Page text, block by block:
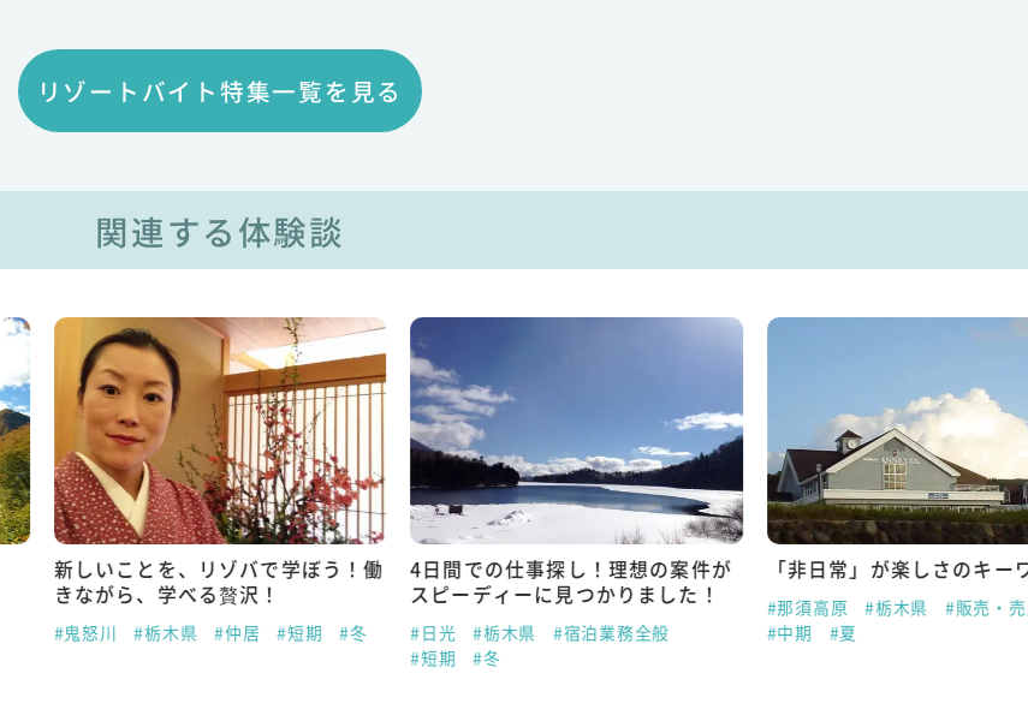
リゾートバイト特集一覧を見る
関連する体験談
新しいことを、リゾバで学ぼう！働
きながら、学べる贅沢！
#鬼怒川 #栃木県 #仲居 #短期 #冬
4日間での仕事探し！理想の案件が
スピーディーに見つかりました！
#日光 #栃木県
#宿泊業務全般
#短期
#冬
「非日常」が楽しさのキー
#那須高原 #栃木県
#販売・
#中期
#夏